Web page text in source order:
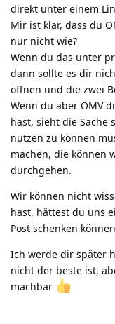
direkt unter einem
Mir ist klar, dass du
nur nicht wie?
Wenn du das unter
dann sollte es dir
öffnen und die zwei
Wenn du aber OMV
hast, sieht die Sache
nutzen zu können
machen, die können
durchgehen.
Wir können nicht
hast, hättest du uns
Post schenken
Ich werde dir später
nicht der beste ist,
machbar